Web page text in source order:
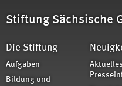
Stiftung Sächsische
Die Stiftung
Aufgaben
Bildung und